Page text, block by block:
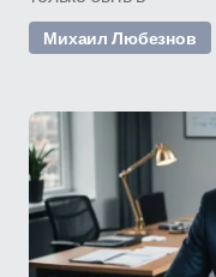
Михаил Любезнов